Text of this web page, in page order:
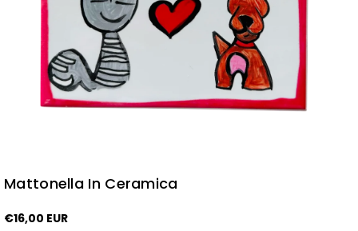
Mattonella In Ceramica
€16,00 EUR